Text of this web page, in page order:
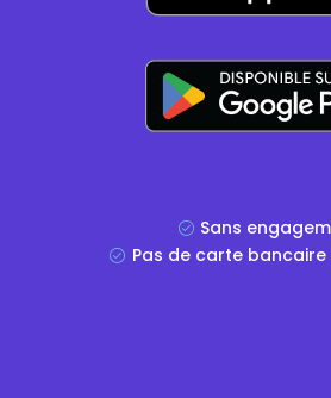
Sans
Pas de carte